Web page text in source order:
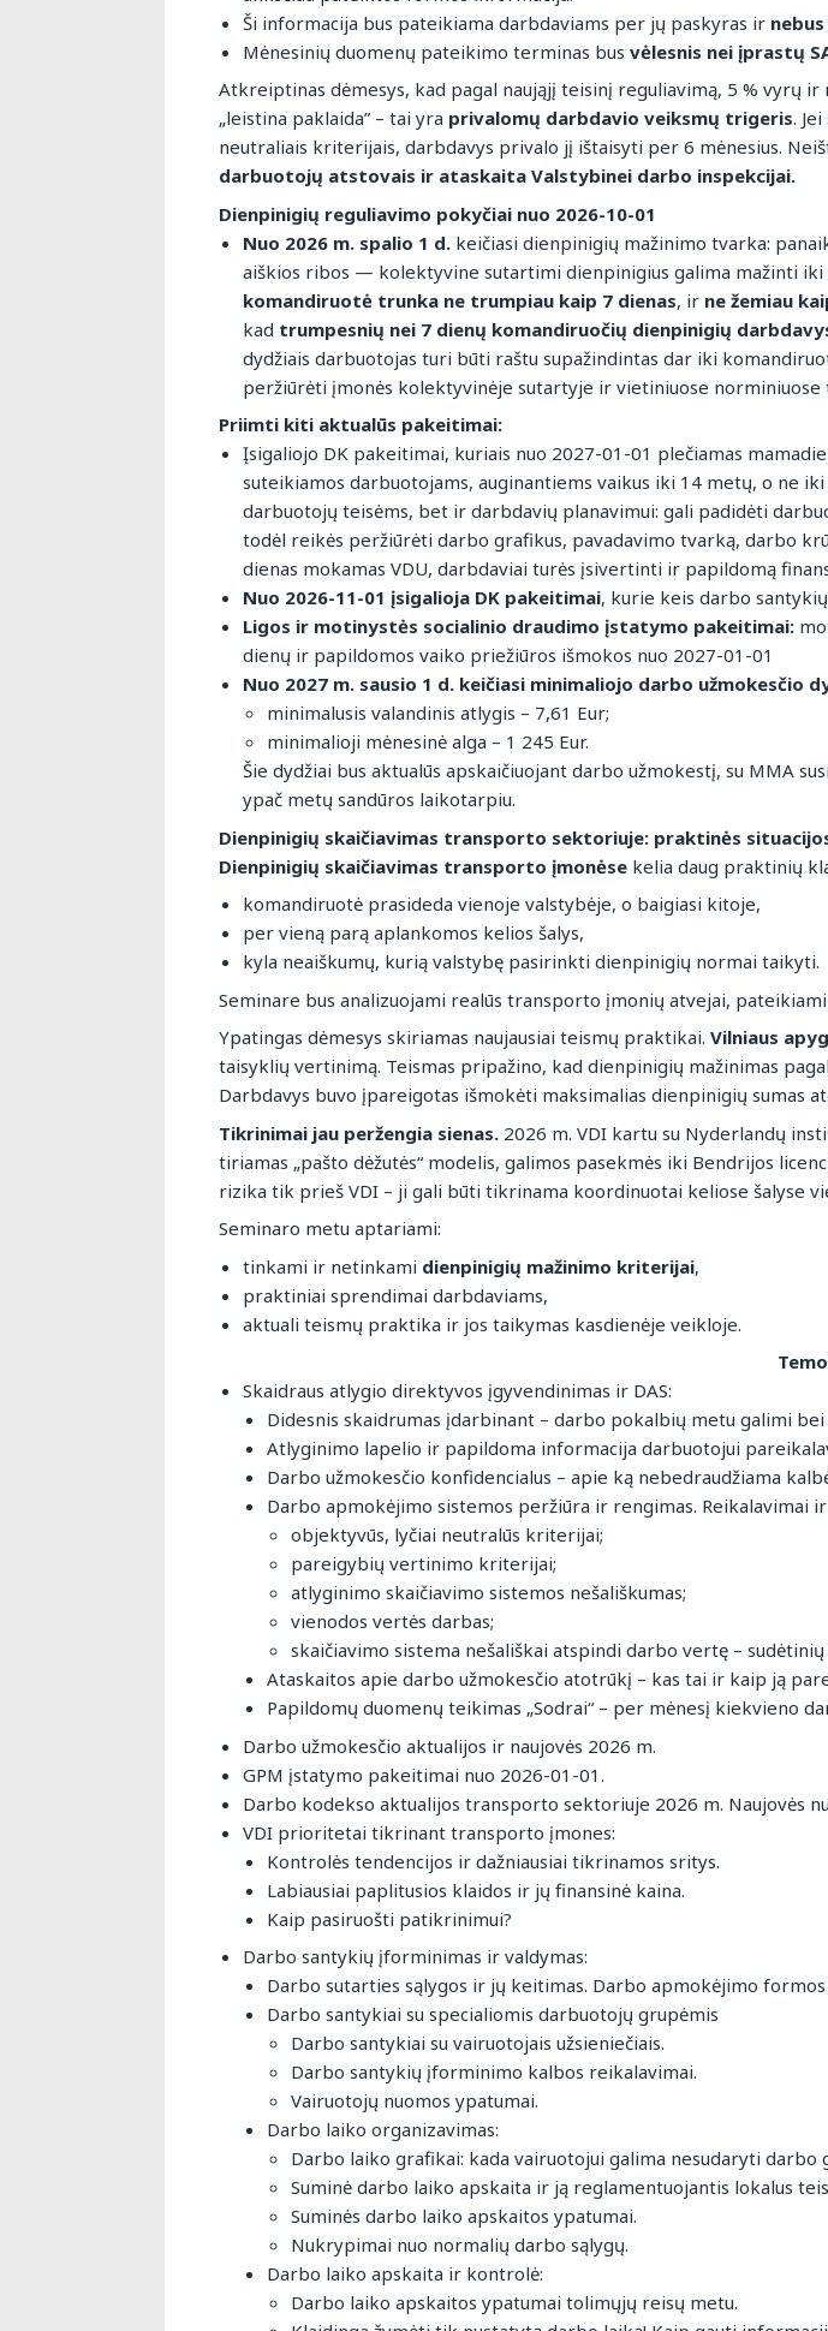
Ši informacija bus pateikiama darbdaviams per jų paskyras ir
Mėnesinių duomenų pateikimo terminas bus vėlesnis nei įprastų
Atkreiptinas dėmesys, kad pagal naująjį teisinį reguliavimą, 5 % vyrų
„leistina paklaida” – tai yra privalomų darbdavio veiksmų trigeris.
neutraliais kriterijais, darbdavys privalo jį ištaisyti per 6 mėnesius.
darbuotojų atstovais ir ataskaita Valstybinei darbo inspekcijai.
Dienpinigių reguliavimo pokyčiai nuo 2026-10-01
Nuo 2026 m. spalio 1 d.keičiasi dienpinigių mažinimo tvarka:
aiškios ribos — kolektyvine sutartimi dienpinigius galima mažinti
komandiruotė trunka ne trumpiau kaip 7 dienas, ir ne žemiau
kad trumpesnių nei 7 dienų komandiruočių dienpinigių
dydžiais darbuotojas turi būti raštu supažindintas dar iki
peržiūrėti įmonės kolektyvinėje sutartyje ir vietiniuose norminiuose
Priimti kiti aktualūs pakeitimai:
Įsigaliojo DK pakeitimai, kuriais nuo 2027-01-01 plečiamas
suteikiamos darbuotojams, auginantiems vaikus iki 14 metų, o ne
darbuotojų teisėms, bet ir darbdavių planavimui: gali padidėti
todėl reikės peržiūrėti darbo grafikus, pavadavimo tvarką, darbo
dienas mokamas VDU, darbdaviai turės įsivertinti ir papildomą
Nuo 2026-11-01 įsigalioja DK pakeitimai, kurie keis darbo
Ligos ir motinystės socialinio draudimo įstatymo pakeitimai:
dienų ir papildomos vaiko priežiūros išmokos nuo 2027-01-01
Nuo 2027 m. sausio 1 d. keičiasi minimaliojo darbo užmokesčio
minimalusis valandinis atlygis – 7,61 Eur;
minimalioji mėnesinė alga – 1 245 Eur.
Šie dydžiai bus aktualūs apskaičiuojant darbo užmokestį, su MMA
ypač metų sandūros laikotarpiu.
Dienpinigių skaičiavimas transporto sektoriuje: praktinės
Dienpinigių skaičiavimas transporto įmonėsekelia daug praktinių
komandiruotė prasideda vienoje valstybėje, o baigiasi kitoje,
per vieną parą aplankomos kelios šalys,
kyla neaiškumų, kurią valstybę pasirinkti dienpinigių normai taikyti.
Seminare bus analizuojami realūs transporto įmonių atvejai, pateikiami
Ypatingas dėmesys skiriamas naujausiai teismų praktikai. Vilniaus
taisyklių vertinimą. Teismas pripažino, kad dienpinigių mažinimas
Darbdavys buvo įpareigotas išmokėti maksimalias dienpinigių sumas
Tikrinimai jau peržengia sienas.2026 m. VDI kartu su Nyderlandų
tiriamas „pašto dėžutės“ modelis, galimos pasekmės iki Bendrijos
rizika tik prieš VDI – ji gali būti tikrinama koordinuotai keliose šalyse
Seminaro metu aptariami:
tinkami ir netinkami dienpinigių mažinimo kriterijai,
praktiniai sprendimai darbdaviams,
aktuali teismų praktika ir jos taikymas kasdienėje veikloje.
Skaidraus atlygio direktyvos įgyvendinimas ir DAS:
Didesnis skaidrumas įdarbinant – darbo pokalbių metu galimi
Atlyginimo lapelio ir papildoma informacija darbuotojui
Darbo užmokesčio konfidencialus – apie ką nebedraudžiama
Darbo apmokėjimo sistemos peržiūra ir rengimas. Reikalavimai
objektyvūs, lyčiai neutralūs kriterijai;
pareigybių vertinimo kriterijai;
atlyginimo skaičiavimo sistemos nešališkumas;
vienodos vertės darbas;
skaičiavimo sistema nešališkai atspindi darbo vertę –
Ataskaitos apie darbo užmokesčio atotrūkį – kas tai ir kaip ją
Papildomų duomenų teikimas „Sodrai“ – per mėnesį kiekvieno
Darbo užmokesčio aktualijos ir naujovės 2026 m.
GPM įstatymo pakeitimai nuo 2026-01-01.
Darbo kodekso aktualijos transporto sektoriuje 2026 m. Naujovės
VDI prioritetai tikrinant transporto įmones:
Kontrolės tendencijos ir dažniausiai tikrinamos sritys.
Labiausiai paplitusios klaidos ir jų finansinė kaina.
Kaip pasiruošti patikrinimui?
Darbo santykių įforminimas ir valdymas:
Darbo sutarties sąlygos ir jų keitimas. Darbo apmokėjimo formos
Darbo santykiai su specialiomis darbuotojų grupėmis
Darbo santykiai su vairuotojais užsieniečiais.
Darbo santykių įforminimo kalbos reikalavimai.
Vairuotojų nuomos ypatumai.
Darbo laiko organizavimas:
Darbo laiko grafikai: kada vairuotojui galima nesudaryti darbo
Suminė darbo laiko apskaita ir ją reglamentuojantis lokalus
Suminės darbo laiko apskaitos ypatumai.
Nukrypimai nuo normalių darbo sąlygų.
Darbo laiko apskaita ir kontrolė:
Darbo laiko apskaitos ypatumai tolimųjų reisų metu.